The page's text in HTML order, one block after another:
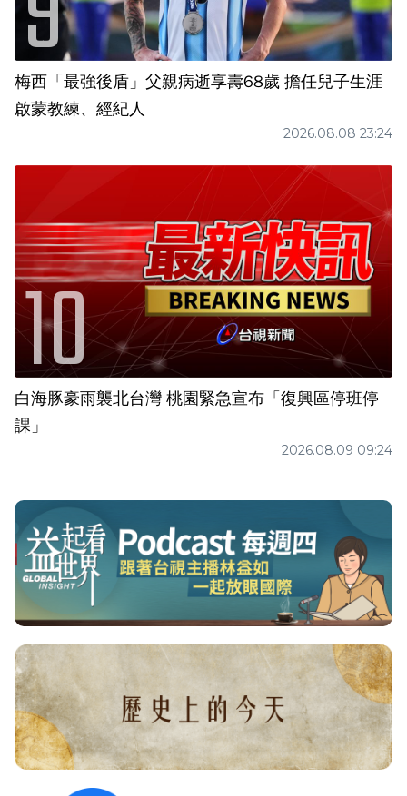
梅西「最強後盾」父親病逝享壽68歲 擔任兒子生涯
啟蒙教練、經紀人
2026.08.08 23:24
白海豚豪雨襲北台灣 桃園緊急宣布「復興區停班停
課」
2026.08.09 09:24